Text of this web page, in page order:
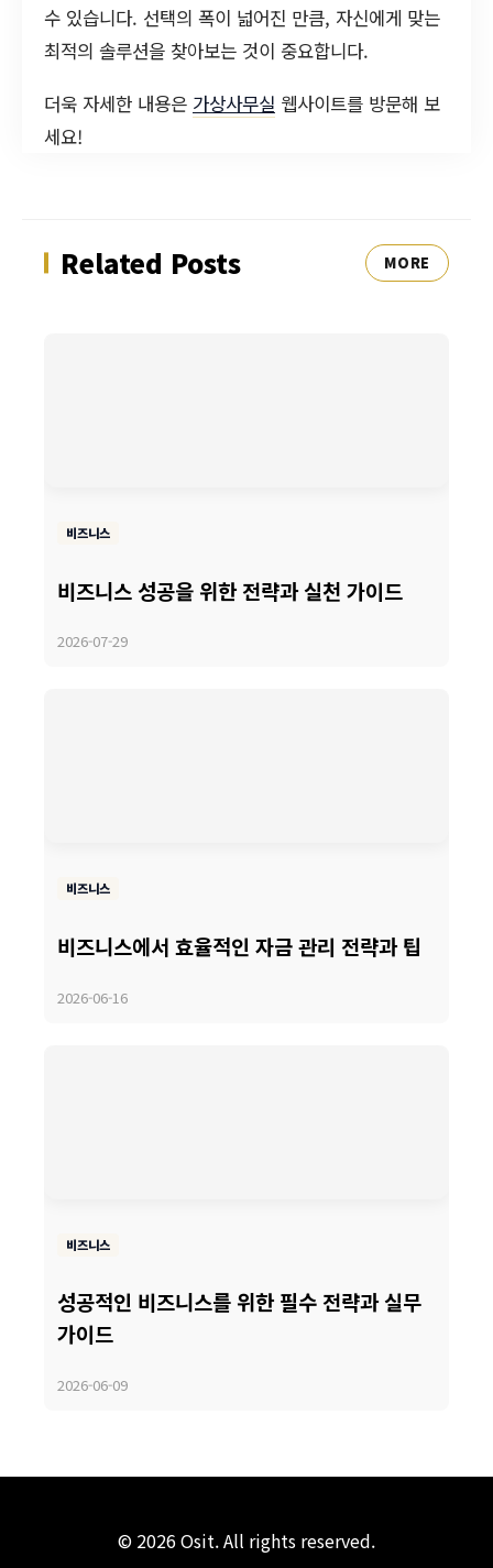
수 있습니다. 선택의 폭이 넓어진 만큼, 자신에게 맞는
최적의 솔루션을 찾아보는 것이 중요합니다.
더욱 자세한 내용은 가상사무실 웹사이트를 방문해 보
세요!
Related Posts MORE
비즈니스
비즈니스 성공을 위한 전략과 실천 가이드
2026-07-29
비즈니스
비즈니스에서 효율적인 자금 관리 전략과 팁
2026-06-16
비즈니스
성공적인 비즈니스를 위한 필수 전략과 실무
가이드
2026-06-09
© 2026 Osit. All rights reserved.